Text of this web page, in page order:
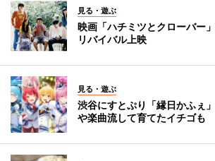
見る・遊ぶ
映画「ハチミツとクローバー
リバイバル上映
見る・遊ぶ
渋谷にすとぷり「縁日かふぇ
や楽曲流して育てたイチゴも